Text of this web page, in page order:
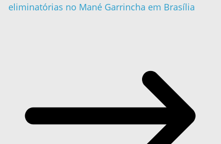
eliminatórias no Mané Garrincha em Brasília